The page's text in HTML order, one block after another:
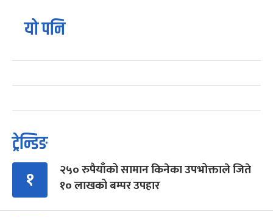
यो पनि
ट्रेन्डिङ
१
२५० रुपैयाँको सामान किनेका उपभोक्ताले जिते
१० लाखको बम्पर उपहार